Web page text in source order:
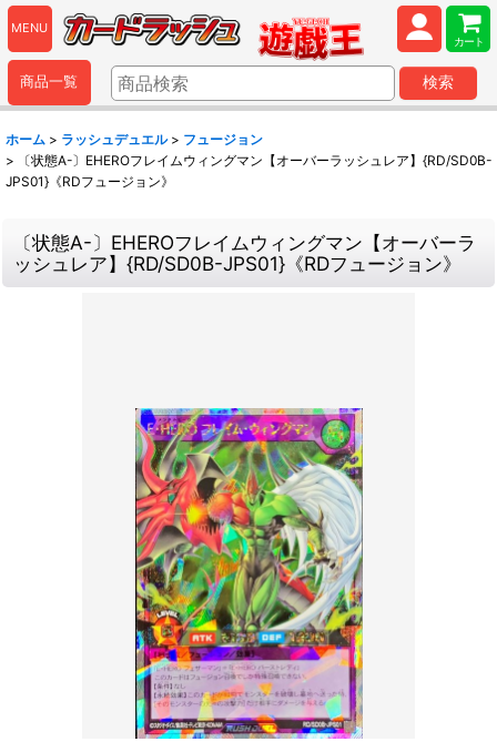
MENU
カート
商品一覧 検索
ホーム > ラッシュデュエル > フュージョン
>
〔状態A-〕EHEROフレイムウィングマン【オーバーラッシュレア】{RD/SD0B-
JPS01}《RDフュージョン》
〔状態A-〕EHEROフレイムウィングマン【オーバーラ
ッシュレア】{RD/SD0B-JPS01}《RDフュージョン》